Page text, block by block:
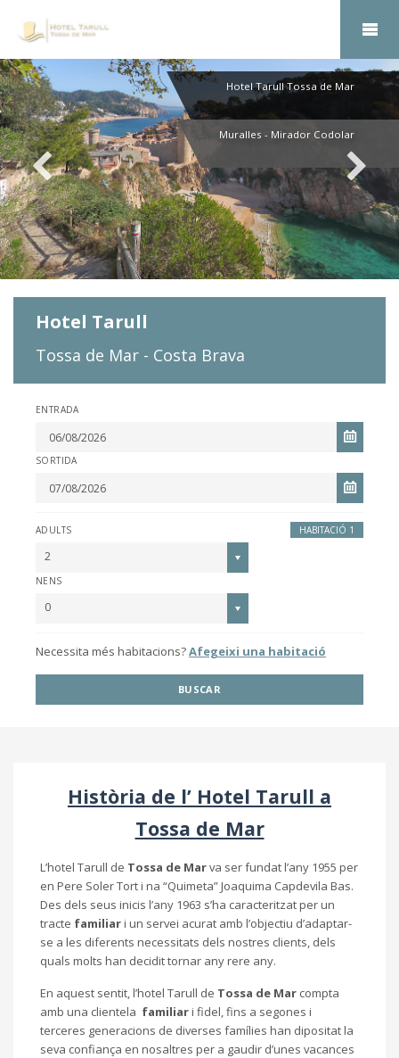
Hotel Tarull Tossa de Mar
Muralles - Mirador Codolar
Hotel Tarull
Tossa de Mar - Costa Brava
ENTRADA
SORTIDA
HABITACIÓ 1
ADULTS
2
NENS
0
Necessita més habitacions?Afegeixi una habitació
BUSCAR
Història de l’ Hotel Tarull a
Tossa de Mar
L’hotel Tarull de Tossa de Marva ser fundat l’any 1955 per
en Pere Soler Tort i na “Quimeta” Joaquima Capdevila Bas.
Des dels seus inicis l’any 1963 s’ha caracteritzat per un
tracte familiari un servei acurat amb l’objectiu d’adaptar-
se a les diferents necessitats dels nostres clients, dels
quals molts han decidit tornar any rere any.
En aquest sentit, l’hotel Tarull de Tossa de Mar compta
amb una clientela familiari fidel, fins a segones i
terceres generacions de diverses famílies han dipositat la
seva confiança en nosaltres per a gaudir d’unes vacances